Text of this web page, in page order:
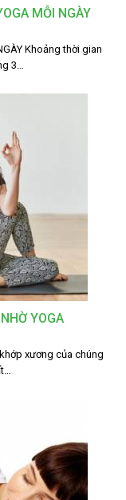
MỖI NGÀY
Khoảng thời gian
3…
YOGA
khớp xương của chúng